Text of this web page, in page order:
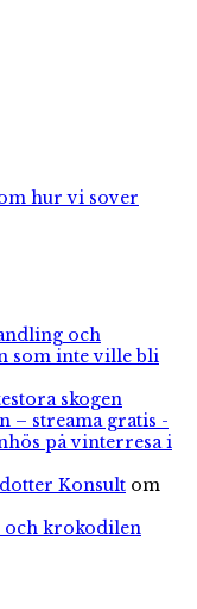
hur vi sover
och
som inte ville bli
skogen
– streama gratis -
på vinterresa i
Konsult om
och krokodilen